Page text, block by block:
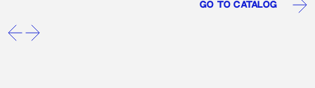
Go to catalog